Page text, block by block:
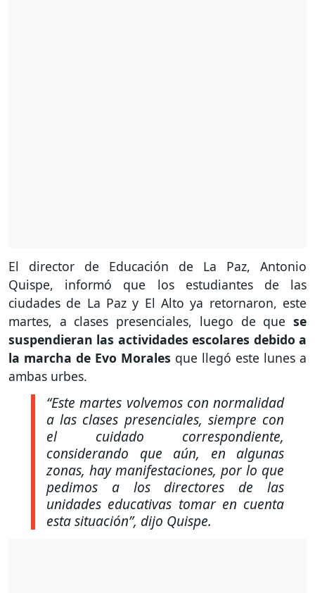
El director de Educación de La Paz, Antonio
Quispe, informó que los estudiantes de las
ciudades de La Paz y El Alto ya retornaron, este
martes, a clases presenciales, luego de que se
suspendieran las actividades escolares debido a
la marcha de Evo Morales que llegó este lunes a
ambas urbes.
“Este martes volvemos con normalidad
a las clases presenciales, siempre con
el cuidado correspondiente,
considerando que aún, en algunas
zonas, hay manifestaciones, por lo que
pedimos a los directores de las
unidades educativas tomar en cuenta
esta situación”, dijo Quispe.